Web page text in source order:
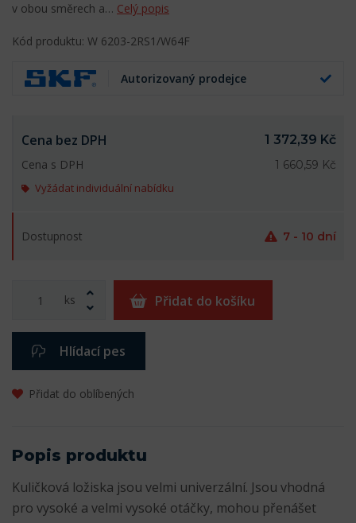
v obou směrech a… Celý popis
Kód produktu: W 6203-2RS1/W64F
Autorizovaný prodejce
Cena bez DPH
1 372,39 Kč
Cena s DPH
1 660,59 Kč
Vyžádat individuální nabídku
Dostupnost 7 - 10 dní
ks Přidat do košíku
Hlídací pes
Přidat do oblíbených
Popis produktu
Kuličková ložiska jsou velmi univerzální. Jsou vhodná
pro vysoké a velmi vysoké otáčky, mohou přenášet